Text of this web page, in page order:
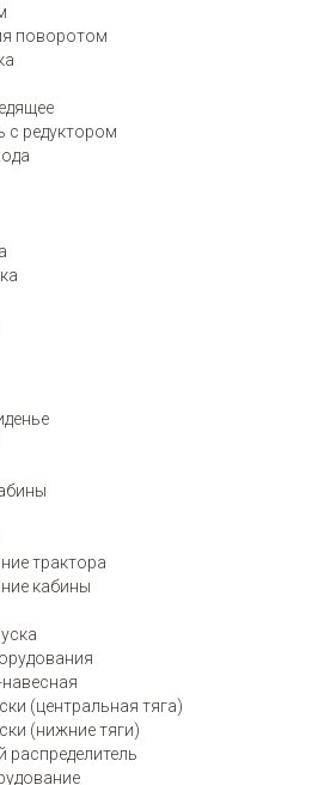
поворотом
с редуктором
трактора
кабины
(центральная тяга)
(нижние тяги)
распределитель